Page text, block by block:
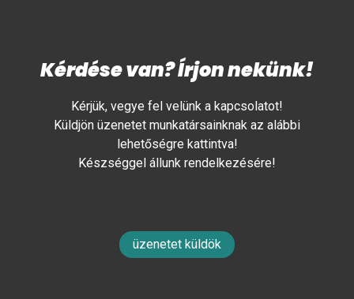
Kérdése van? Írjon nekünk!
Kérjük, vegye fel velünk a kapcsolatot!
Küldjön üzenetet munkatársainknak az alábbi
lehetőségre kattintva!
Készséggel állunk rendelkezésére!
üzenetet küldök